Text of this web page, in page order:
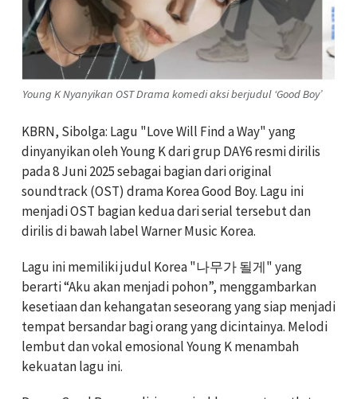
Young K Nyanyikan OST Drama komedi aksi berjudul ‘Good Boy’
KBRN, Sibolga: Lagu "Love Will Find a Way" yang
dinyanyikan oleh Young K dari grup DAY6 resmi dirilis
pada 8 Juni 2025 sebagai bagian dari original
soundtrack (OST) drama Korea Good Boy. Lagu ini
menjadi OST bagian kedua dari serial tersebut dan
dirilis di bawah label Warner Music Korea.
Lagu ini memiliki judul Korea "나무가 될게" yang
berarti “Aku akan menjadi pohon”, menggambarkan
kesetiaan dan kehangatan seseorang yang siap menjadi
tempat bersandar bagi orang yang dicintainya. Melodi
lembut dan vokal emosional Young K menambah
kekuatan lagu ini.